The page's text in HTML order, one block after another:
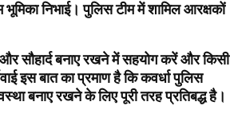
निभाई। पुलिस टीम में शामिल आरक्षकों
सौहार्द बनाए रखने में सहयोग करें और किसी
इस बात का प्रमाण है कि कवर्धा पुलिस
बनाए रखने के लिए पूरी तरह प्रतिबद्ध है।